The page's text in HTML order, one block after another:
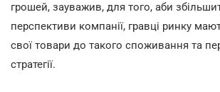
грошей, зауважив, для того, аби
перспективи компанії, гравці ринку
свої товари до такого споживання та
стратегії.